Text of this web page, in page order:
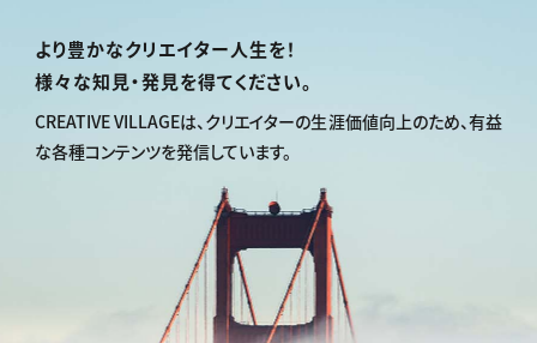
より豊かなクリエイター人生を！
様々な知見・発見を得てください。
CREATIVE VILLAGEは、 クリエイターの生涯価値向上のため、有益
な各種コンテンツを発信しています。